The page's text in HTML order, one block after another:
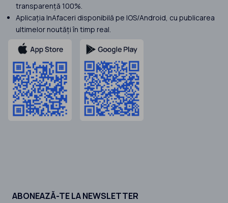
transparență 100%.
Aplicația InAfaceri disponibilă pe IOS/Android, cu publicarea
ultimelor noutăți în timp real.
ABONEAZĂ-TE LA NEWSLETTER